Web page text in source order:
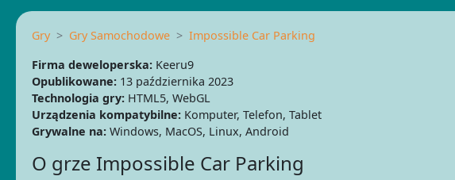
Gry Gry Samochodowe
Impossible Car Parking
Firma deweloperska: Keeru9
Opublikowane: 13 października 2023
Technologia gry: HTML5, WebGL
Urządzenia kompatybilne: Komputer, Telefon, Tablet
Grywalne na: Windows, MacOS, Linux, Android
O grze Impossible Car Parking